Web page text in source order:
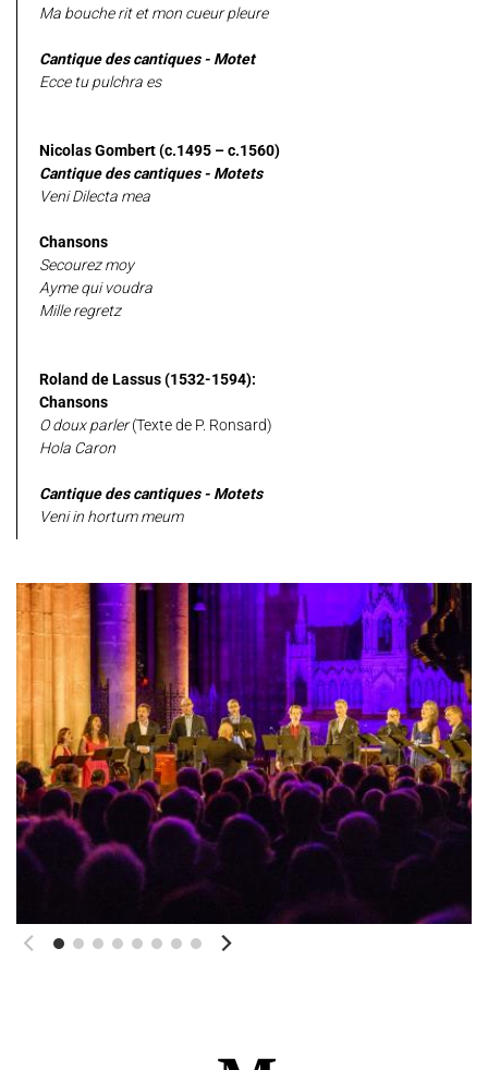
Ma bouche rit et mon cueur pleure
Cantique des cantiques - Motet
Ecce tu pulchra es
Nicolas Gombert (c.1495 – c.1560)
Cantique des cantiques - Motets
Veni Dilecta mea
Chansons
Secourez moy
Ayme qui voudra
Mille regretz
Roland de Lassus (1532-1594):
Chansons
O doux parler(Texte de P. Ronsard)
Hola Caron
Cantique des cantiques - Motets
Veni in hortum meum